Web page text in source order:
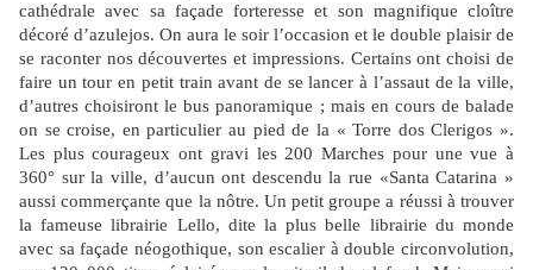
cathédrale avec sa façade forteresse et son magnifique cloître
décoré d’azulejos. On aura le soir l’occasion et le double plaisir de
se raconter nos découvertes et impressions. Certains ont choisi de
faire un tour en petit train avant de se lancer à l’assaut de la ville,
d’autres choisiront le bus panoramique ; mais en cours de balade
on se croise, en particulier au pied de la « Torre dos Clerigos ».
Les plus courageux ont gravi les 200 Marches pour une vue à
360° sur la ville, d’aucun ont descendu la rue «Santa Catarina »
aussi commerçante que la nôtre. Un petit groupe a réussi à trouver
la fameuse librairie Lello, dite la plus belle librairie du monde
avec sa façade néogothique, son escalier à double circonvolution,